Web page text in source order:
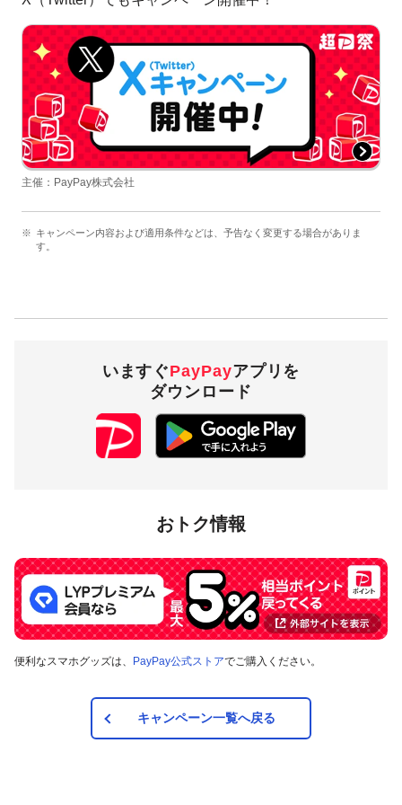
主催：PayPay株式会社
キャンペーン内容および適用条件などは、予告なく変更する場合がありま
す。
いますぐPayPayアプリを
ダウンロード
おトク情報
便利なスマホグッズは、 PayPay公式ストアでご購入ください。
キャンペーン一覧へ戻る